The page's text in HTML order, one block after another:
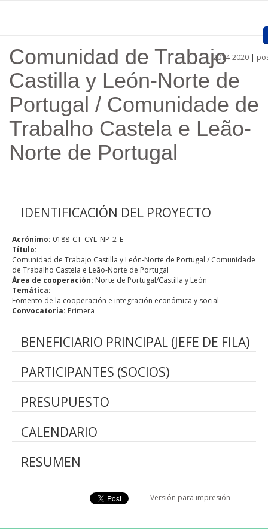
Inicio
Presentación
Proyectos Aprobados
Convocatorias
Documentos
Regiones
Enlaces
2014-2020 |
Comunidad de Trabajo
Castilla y León-Norte de
Portugal / Comunidade de
Trabalho Castela e Leão-
Norte de Portugal
IDENTIFICACIÓN DEL PROYECTO
Acrónimo: 0188_CT_CYL_NP_2_E
Título:
Comunidad de Trabajo Castilla y León-Norte de Portugal / Comunidade
de Trabalho Castela e Leão-Norte de Portugal
Área de cooperación: Norte de Portugal/Castilla y León
Temática:
Fomento de la cooperación e integración económica y social
Convocatoria: Primera
BENEFICIARIO PRINCIPAL (JEFE DE FILA)
PARTICIPANTES (SOCIOS)
PRESUPUESTO
CALENDARIO
RESUMEN
Versión para impresión